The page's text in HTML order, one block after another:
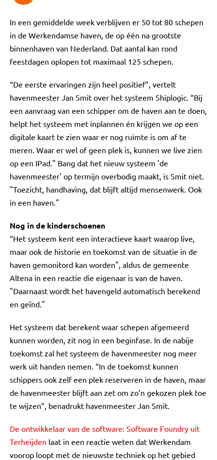
In een gemiddelde week verblijven er 50 tot 80 schepen
in de Werkendamse haven, de op één na grootste
binnenhaven van Nederland. Dat aantal kan rond
feestdagen oplopen tot maximaal 125 schepen.
“De eerste ervaringen zijn heel positief”, vertelt
havenmeester Jan Smit over het systeem Shiplogic. “Bij
een aanvraag van een schipper om de haven aan te doen,
helpt het systeem met inplannen én krijgen we op een
digitale kaart te zien waar er nog ruimte is om af te
meren. Waar er wel of geen plek is, kunnen we live zien
op een IPad." Bang dat het nieuw systeem 'de
havenmeester' op termijn overbodig maakt, is Smit niet.
"Toezicht, handhaving, dat blijft altijd mensenwerk. Ook
in een haven."
Nog in de kinderschoenen
“Het systeem kent een interactieve kaart waarop live,
maar ook de historie en toekomst van de situatie in de
haven gemonitord kan worden", aldus de gemeente
Altena in een reactie die eigenaar is van de haven.
"Daarnaast wordt het havengeld automatisch berekend
en geïnd."
Het systeem dat berekent waar schepen afgemeerd
kunnen worden, zit nog in een beginfase. In de nabije
toekomst zal het systeem de havenmeester nog meer
werk uit handen nemen. “In de toekomst kunnen
schippers ook zelf een plek reserveren in de haven, maar
de havenmeester blijft aan zet om zo’n gekozen plek toe
te wijzen”, benadrukt havenmeester Jan Smit.
De ontwikkelaar van de software: Software Foundry uit
Terheijden laat in een reactie weten dat Werkendam
voorop loopt met de nieuwste techniek op het gebied